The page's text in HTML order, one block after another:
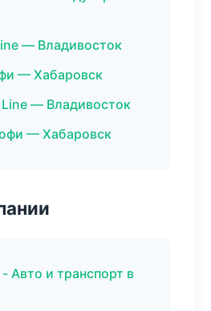
— Владивосток
— Хабаровск
— Владивосток
— Хабаровск
Авто и транспорт в